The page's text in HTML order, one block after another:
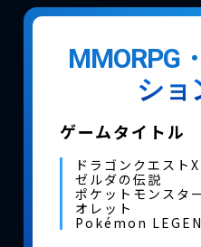
MMORPG
ショ
ゲームタイトル
ドラゴンクエストX
ゼルダの伝説
ポケットモンスタ
オレット
Pokémon